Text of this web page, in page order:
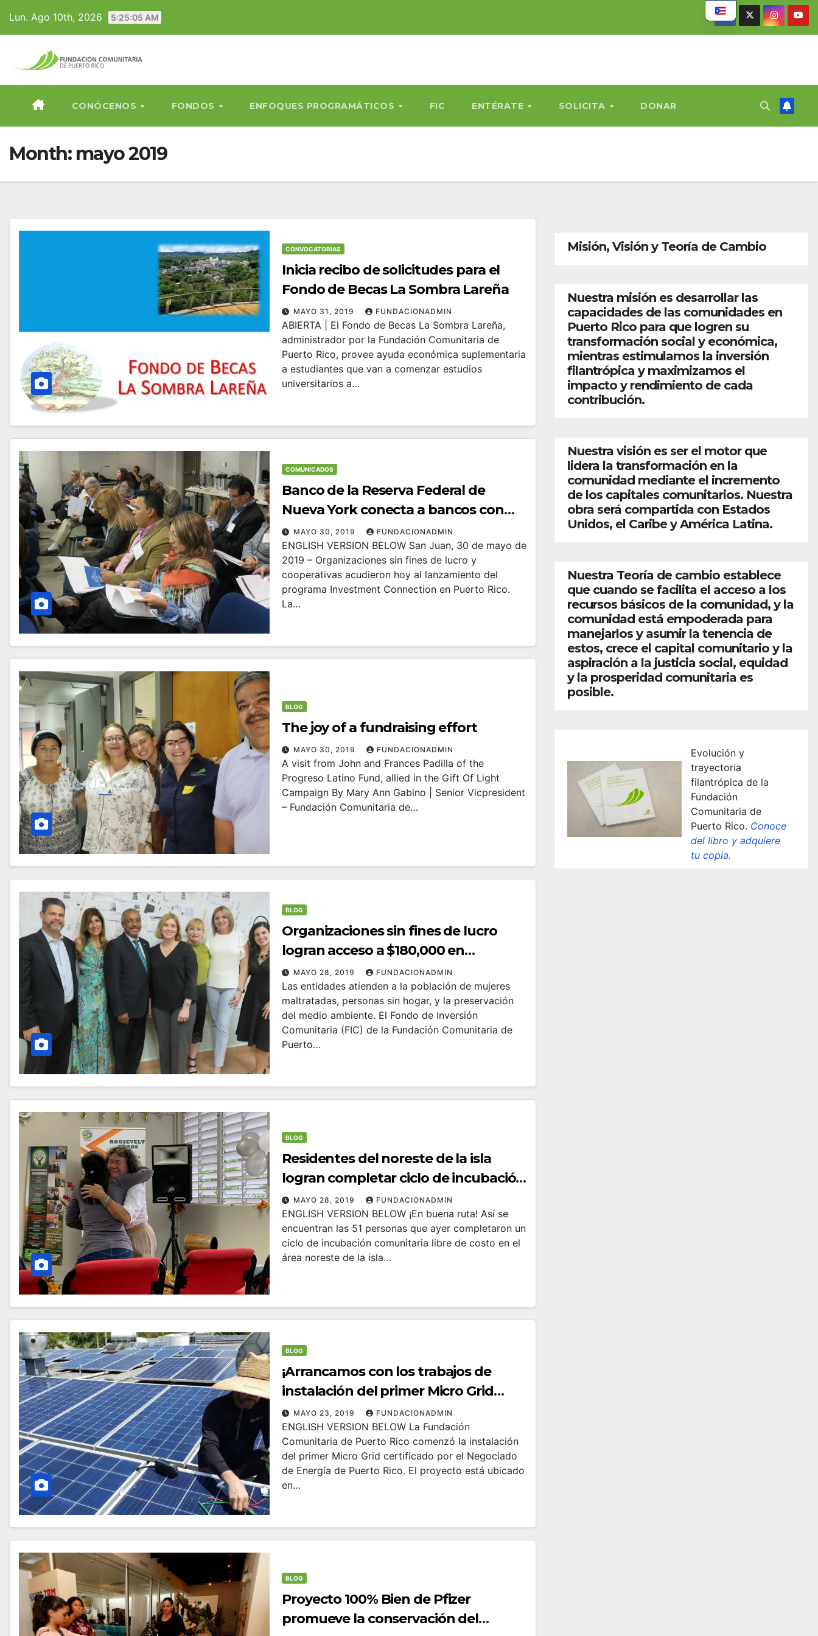
content
Lun. Ago 10th, 2026 5:25:07 AM
CONÓCENOS FONDOS ENFOQUES PROGRAMÁTICOS FIC ENTÉRATE SOLICITA DONAR
Month: mayo 2019
CONVOCATORIAS
Inicia recibo de solicitudes para el
Fondo de Becas La Sombra Lareña
MAYO 31, 2019 FUNDACIONADMIN
ABIERTA | El Fondo de Becas La Sombra Lareña,
administrador por la Fundación Comunitaria de
Puerto Rico, provee ayuda económica suplementaria
a estudiantes que van a comenzar estudios
universitarios a…
COMUNICADOS
Banco de la Reserva Federal de
Nueva York conecta a bancos con
proyectos de desarrollo comunitario
mediante el lanzamiento del
programa Investment Connection
MAYO 30, 2019 FUNDACIONADMIN
ENGLISH VERSION BELOW San Juan, 30 de mayo de
2019 – Organizaciones sin fines de lucro y
cooperativas acudieron hoy al lanzamiento del
programa Investment Connection en Puerto Rico.
La…
BLOG
The joy of a fundraising effort
MAYO 30, 2019 FUNDACIONADMIN
A visit from John and Frances Padilla of the
Progreso Latino Fund, allied in the Gift Of Light
Campaign By Mary Ann Gabino | Senior Vicpresident
– Fundación Comunitaria de…
BLOG
Organizaciones sin fines de lucro
logran acceso a $180,000 en
financiamiento del Fondo de
Inversión Comunitaria de la FCPR
MAYO 28, 2019 FUNDACIONADMIN
Las entidades atienden a la población de mujeres
maltratadas, personas sin hogar, y la preservación
del medio ambiente. El Fondo de Inversión
Comunitaria (FIC) de la Fundación Comunitaria de
Puerto…
BLOG
Residentes del noreste de la isla
logran completar ciclo de incubación
empresarial para el desarrollo y
ejecución de ideas de negocio
MAYO 28, 2019 FUNDACIONADMIN
ENGLISH VERSION BELOW ¡En buena ruta! Así se
encuentran las 51 personas que ayer completaron un
ciclo de incubación comunitaria libre de costo en el
área noreste de la isla…
BLOG
¡Arrancamos con los trabajos de
instalación del primer Micro Grid
certificado por el Negociado de
Energía de Puerto Rico!
MAYO 23, 2019 FUNDACIONADMIN
ENGLISH VERSION BELOW La Fundación
Comunitaria de Puerto Rico comenzó la instalación
del primer Micro Grid certificado por el Negociado
de Energía de Puerto Rico. El proyecto está ubicado
en…
BLOG
Proyecto 100% Bien de Pfizer
promueve la conservación del
Misión, Visión y Teoría de Cambio
Nuestra misión es desarrollar las
capacidades de las comunidades en
Puerto Rico para que logren su
transformación social y económica,
mientras estimulamos la inversión
filantrópica y maximizamos el
impacto y rendimiento de cada
contribución.
Nuestra visión es ser el motor que
lidera la transformación en la
comunidad mediante el incremento
de los capitales comunitarios. Nuestra
obra será compartida con Estados
Unidos, el Caribe y América Latina.
Nuestra Teoría de cambio establece
que cuando se facilita el acceso a los
recursos básicos de la comunidad, y la
comunidad está empoderada para
manejarlos y asumir la tenencia de
estos, crece el capital comunitario y la
aspiración a la justicia social, equidad
y la prosperidad comunitaria es
posible.
Evolución y
trayectoria
filantrópica de la
Fundación
Comunitaria de
Puerto Rico. Conoce
del libro y adquiere
tu copia.